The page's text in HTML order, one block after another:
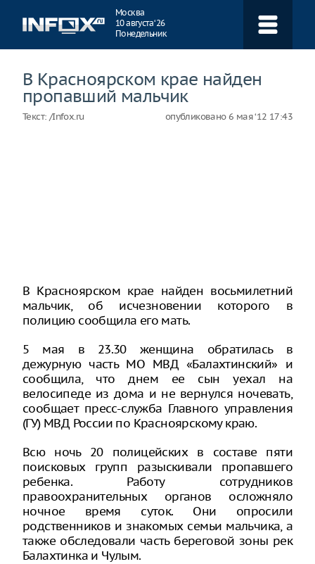
Москва
10 августа ‘26
Понедельник
В Красноярском крае найден
пропавший мальчик
Текст: /Infox.ru опубликовано 6 мая ‘12 17:43
В Красноярском крае найден восьмилетний
мальчик, об исчезновении которого в
полицию сообщила его мать.
5 мая в 23.30 женщина обратилась в
дежурную часть МО МВД «Балахтинский» и
сообщила, что днем ее сын уехал на
велосипеде из дома и не вернулся ночевать,
сообщает пресс-служба Главного управления
(ГУ) МВД России по Красноярскому краю.
Всю ночь 20 полицейских в составе пяти
поисковых групп разыскивали пропавшего
ребенка. Работу сотрудников
правоохранительных органов осложняло
ночное время суток. Они опросили
родственников и знакомых семьи мальчика, а
также обследовали часть береговой зоны рек
Балахтинка и Чулым.